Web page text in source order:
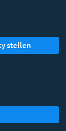
stellen